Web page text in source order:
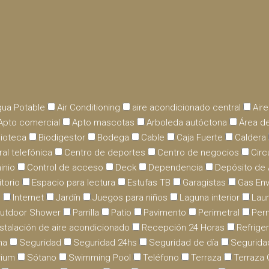
Potable Air Conditioning aire acondicionado central
comercial Apto mascotas Arboleda autóctona
Área
Biodigestor Bodega Cable Caja Fuerte
Caldera
telefónica Centro de deportes Centro de negocios
Control de acceso Deck Dependencia
Depósito de
Espacio para lectura Estufas TB Garagistas
Gas
Internet Jardín Juegos para niños Laguna interior
Shower Parrilla Patio Pavimento Perimetral
de aire acondicionado Recepción 24 Horas
Seguridad Seguridad 24hs Seguridad de día
Sótano Swimming Pool Teléfono Terraza
Terraza